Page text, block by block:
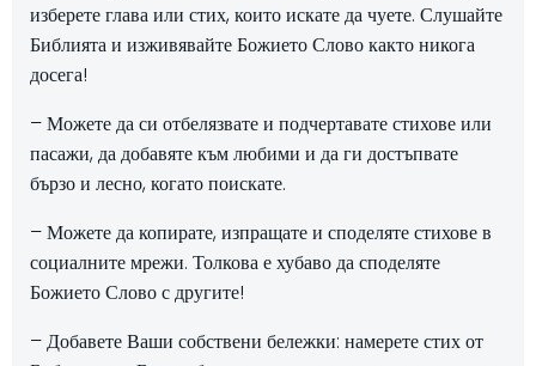
изберете глава или стих, които искате да чуете. Слушайте
Библията и изживявайте Божието Слово както никога
досега!
– Можете да си отбелязвате и подчертавате стихове или
пасажи, да добавяте към любими и да ги достъпвате
бързо и лесно, когато поискате.
– Можете да копирате, изпращате и споделяте стихове в
социалните мрежи. Толкова е хубаво да споделяте
Божието Слово с другите!
– Добавете Ваши собствени бележки: намерете стих от